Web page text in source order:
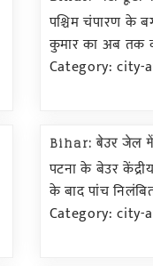
पश्चिम चंपारण के
कुमार का अब तक
Category: city-
Bihar: बेउर जेल में
पटना के बेउर
के बाद पांच
Category: city-